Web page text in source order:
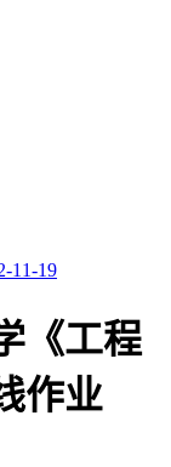
11-19
《工程
作业